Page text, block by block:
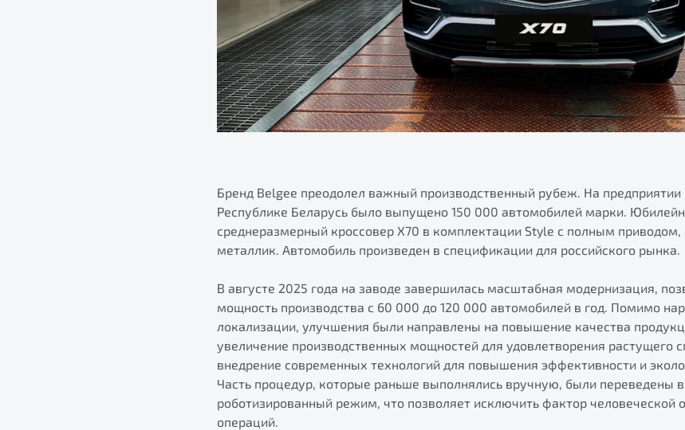
Бренд Belgee преодолел важный производственный рубеж. На
Республике Беларусь было выпущено 150 000 автомобилей марки.
среднеразмерный кроссовер X70 в комплектации Style с полным
металлик. Автомобиль произведен в спецификации для российского рынка.
В августе 2025 года на заводе завершилась масштабная модернизация,
мощность производства с 60 000 до 120 000 автомобилей в год. Помимо
локализации, улучшения были направлены на повышение качества
увеличение производственных мощностей для удовлетворения растущего
внедрение современных технологий для повышения эффективности и
Часть процедур, которые раньше выполнялись вручную, были переведены
роботизированный режим, что позволяет исключить фактор человеческой
операций.